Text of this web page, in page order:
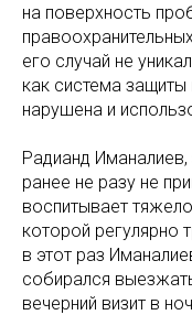
на поверхность
его случай не
как система
нарушена и
Радианд
ранее не разу не
воспитывает
которой регулярно
в этот раз
собирался
вечерний визит в